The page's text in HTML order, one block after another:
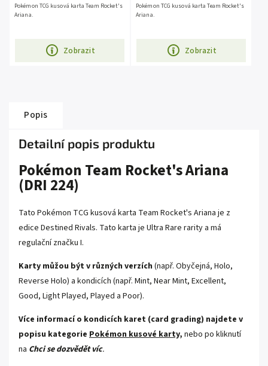
Zobrazit
Pokémon TCG kusová karta Team Rocket's
Ariana.
Zobrazit
Pokémon TCG kusová karta Team Rocket's
Ariana.
Popis
Detailní popis produktu
Pokémon Team Rocket's Ariana
(DRI 224)
Tato Pokémon TCG kusová karta Team Rocket's Ariana je z
edice Destined Rivals. Tato karta je Ultra Rare rarity a má
regulační značku I.
Karty můžou být v různých verzích (např. Obyčejná, Holo,
Reverse Holo) a kondicích (např. Mint, Near Mint, Excellent,
Good, Light Played, Played a Poor).
Více informací o kondicích karet (card grading) najdete v
popisu kategorie Pokémon kusové karty, nebo po kliknutí
na Chci se dozvědět víc.